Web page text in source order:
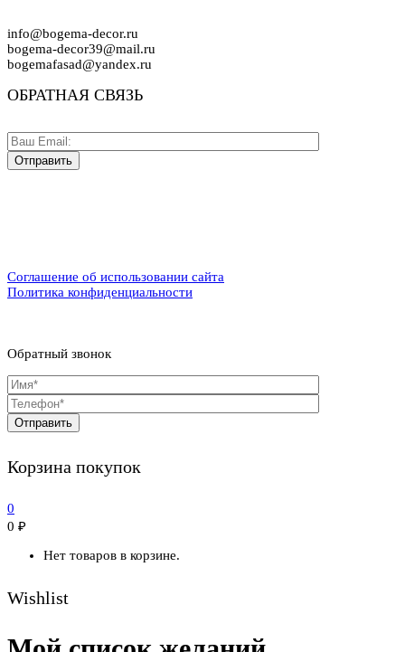
info@bogema-decor.ru
bogema-decor39@mail.ru
bogemafasad@yandex.ru
ОБРАТНАЯ СВЯЗЬ
Соглашение об использовании сайта
Политика конфиденциальности
Обратный звонок
Корзина покупок
0
0 ₽
Нет товаров в корзине.
Wishlist